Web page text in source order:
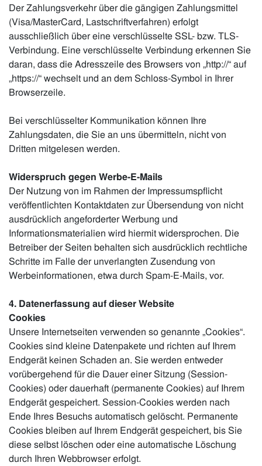
Der Zahlungsverkehr über die gängigen Zahlungsmittel
(Visa/MasterCard, Lastschriftverfahren) erfolgt
ausschließlich über eine verschlüsselte SSL- bzw. TLS-
Verbindung. Eine verschlüsselte Verbindung erkennen Sie
daran, dass die Adresszeile des Browsers von „http://“ auf
„https://“ wechselt und an dem Schloss-Symbol in Ihrer
Browserzeile.
Bei verschlüsselter Kommunikation können Ihre
Zahlungsdaten, die Sie an uns übermitteln, nicht von
Dritten mitgelesen werden.
Widerspruch gegen Werbe-E-Mails
Der Nutzung von im Rahmen der Impressumspflicht
veröffentlichten Kontaktdaten zur Übersendung von nicht
ausdrücklich angeforderter Werbung und
Informationsmaterialien wird hiermit widersprochen. Die
Betreiber der Seiten behalten sich ausdrücklich rechtliche
Schritte im Falle der unverlangten Zusendung von
Werbeinformationen, etwa durch Spam-E-Mails, vor.
4. Datenerfassung auf dieser Website
Cookies
Unsere Internetseiten verwenden so genannte „Cookies“.
Cookies sind kleine Datenpakete und richten auf Ihrem
Endgerät keinen Schaden an. Sie werden entweder
vorübergehend für die Dauer einer Sitzung (Session-
Cookies) oder dauerhaft (permanente Cookies) auf Ihrem
Endgerät gespeichert. Session-Cookies werden nach
Ende Ihres Besuchs automatisch gelöscht. Permanente
Cookies bleiben auf Ihrem Endgerät gespeichert, bis Sie
diese selbst löschen oder eine automatische Löschung
durch Ihren Webbrowser erfolgt.